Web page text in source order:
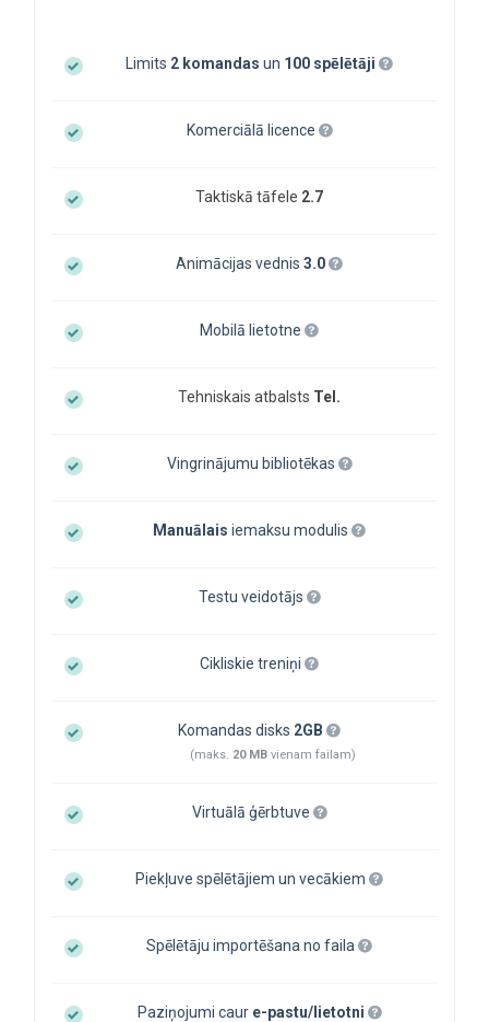
Limits 2 komandas un 100 spēlētāji
Komerciālā licence
Taktiskā tāfele 2.7
Animācijas vednis3.0
Mobilā lietotne
Tehniskais atbalsts Tel.
Vingrinājumu bibliotēkas
Manuālais iemaksu modulis
Testu veidotājs
Cikliskie treniņi
Komandas disks 2GB
(maks. 20 MBvienam failam)
Virtuālā ģērbtuve
Piekļuve spēlētājiem un vecākiem
Spēlētāju importēšana no faila
Paziņojumi caur e-pastu/lietotni